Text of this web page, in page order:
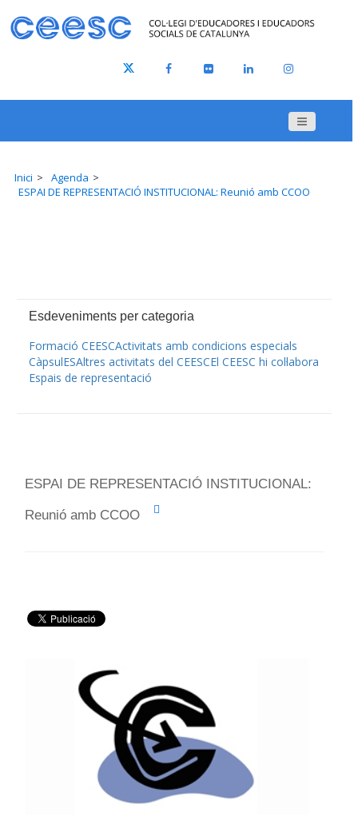
Inici
Agenda
ESPAI DE REPRESENTACIÓ INSTITUCIONAL: Reunió amb CCOO
Esdeveniments per categoria
Formació CEESCActivitats amb condicions especials
CàpsulESAltres activitats del CEESCEl CEESC hi col·labora
Espais de representació
ESPAI DE REPRESENTACIÓ INSTITUCIONAL:
Reunió amb CCOO